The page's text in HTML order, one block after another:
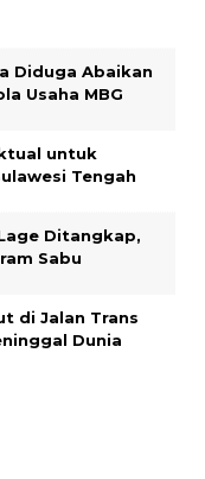
Diduga Abaikan
Usaha MBG
untuk
Tengah
Ditangkap,
Sabu
di Jalan Trans
Dunia